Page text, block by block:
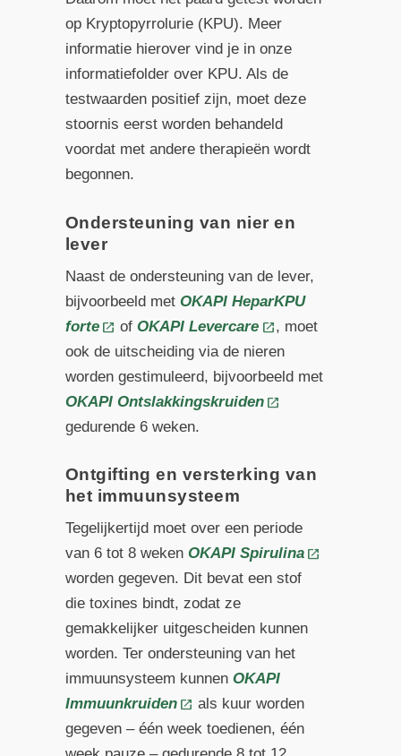
op Kryptopyrrolurie (KPU). Meer
informatie hierover vind je in onze
informatiefolder over KPU. Als de
testwaarden positief zijn, moet deze
stoornis eerst worden behandeld
voordat met andere therapieën wordt
begonnen.
Ondersteuning van nier en
lever
Naast de ondersteuning van de lever,
bijvoorbeeld met OKAPI HeparKPU
forte
ofOKAPI Levercare
, moet
ook de uitscheiding via de nieren
worden gestimuleerd, bijvoorbeeld met
OKAPI Ontslakkingskruiden
gedurende 6 weken.
Ontgifting en versterking van
het immuunsysteem
Tegelijkertijd moet over een periode
van 6 tot 8 weken OKAPI Spirulina
worden gegeven. Dit bevat een stof
die toxines bindt, zodat ze
gemakkelijker uitgescheiden kunnen
worden. Ter ondersteuning van het
immuunsysteem kunnen OKAPI
Immuunkruiden
als kuur worden
gegeven – één week toedienen, één